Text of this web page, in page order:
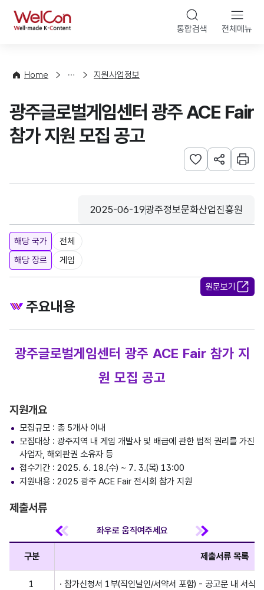
WelCon 통합검색 전체메뉴
Home
사
청
지원사업정보
광주글로벌게임센터 광주 ACE Fair
참가 지원 모집 공고
관심사 등록하기
URL 공유하
인쇄
등록일
2025-06-19
수집기관
광주정보문화산업진흥원
해당 국가
전체
해당 장르
게임
원문보기
주요내용
광주글로벌게임센터 광주 ACE Fair 참가 지
원 모집 공고
지원개요
모집규모 : 총 5개사 이내
모집대상 : 광주지역 내 게임 개발사 및 배급에 관한 법적 권리를 가진
사업자, 해외판권 소유자 등
접수기간 : 2025. 6. 18.(수) ~ 7. 3.(목) 13:00
지원내용 : 2025 광주 ACE Fair 전시회 참가 지원
제출서류
구분 제출서류 목록
1 · 참가신청서 1부(직인날인/서약서 포함) - 공고문 내 서식